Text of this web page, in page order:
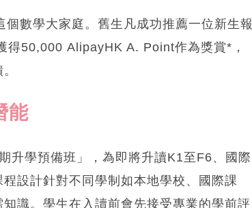
數學大家庭。舊生凡成功推薦一位新生報
得50,000 AlipayHK A. Point作為獎賞*，
能
學預備班」，為即將升讀K1至F6、國際
設計針對不同學制如本地學校、國際課
識。學生在入讀前會先接受專業的學前評